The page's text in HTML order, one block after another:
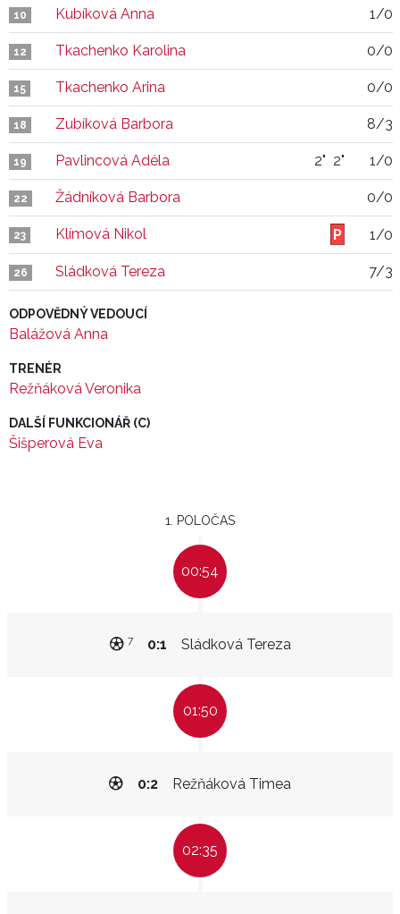
10 Kubíková Anna 1/0
12 Tkachenko Karolina 0/0
15 Tkachenko Arina 0/0
18 Zubíková Barbora 8/3
19 Pavlincová Adéla 2" 2" 1/0
22 Žádníková Barbora 0/0
23 Klímová Nikol 1/0
26 Sládková Tereza 7/3
ODPOVĚDNÝ VEDOUCÍ
Balážová Anna
TRENÉR
Režňáková Veronika
DALŠÍ FUNKCIONÁŘ (C)
Šišperová Eva
1. POLOČAS
00:54
Sládková Tereza
0:1
7
01:50
Režňáková Timea
0:2
02:35